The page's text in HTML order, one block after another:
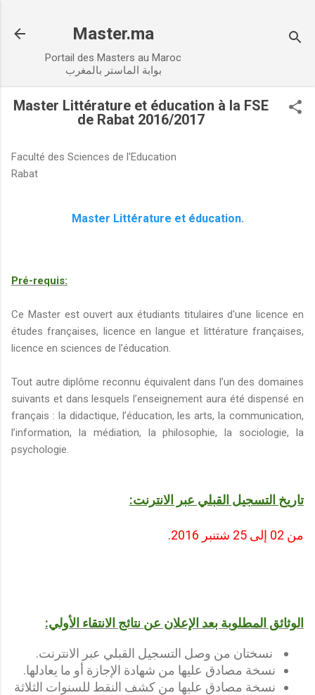
Master.ma
Portail des Masters au Maroc
بوابة الماستر بالمغرب
Master Littérature et éducation à la FSE
de Rabat 2016/2017
Faculté des Sciences de l'Education
Rabat
Master Littérature et éducation.
Pré-requis:
Ce Master est ouvert aux étudiants titulaires d'une licence en
études françaises​, licence en langue et littérature françaises,
licence en sciences de l’éducation.
Tout autre diplôme reconnu équivalent dans l’un des domaines
suivants et dans lesquels l’enseignement aura été dispensé en
français : la didactique, l’éducation, les arts, la communication,
l’information, la médiation, la philosophie, la sociologie, la
psychologie.
تاريخ التسجيل القبلي عبر الانترنت:
من 02 إلى 25 شتنبر 2016.
الوثائق المطلوبة بعد الإعلان عن نتائج الانتقاء الأولي:
نسختان من وصل التسجيل القبلي عبر الانترنت.
نسخة مصادق عليها من شهادة الإجازة أو ما يعادلها.
نسخة مصادق عليها من كشف النقط للسنوات الثلاثة